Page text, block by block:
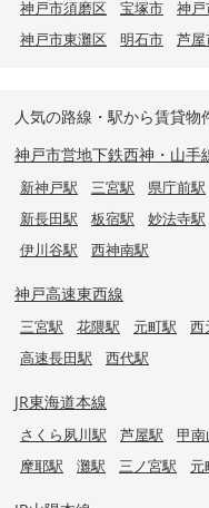
神戸市須磨区
宝塚市 神戸
神戸市東灘区
明石市 芦屋
人気の路線・駅から賃貸物
神戸市営地下鉄西神・山手
新神戸駅 三宮駅 県庁前駅
新長田駅
板宿駅 妙法寺駅
伊川谷駅
西神南駅
神戸高速東西線
三宮駅 花隈駅 元町駅 西
高速長田駅
西代駅
JR東海道本線
さくら夙川駅 芦屋駅 甲南
摩耶駅
灘駅 三ノ宮駅 元